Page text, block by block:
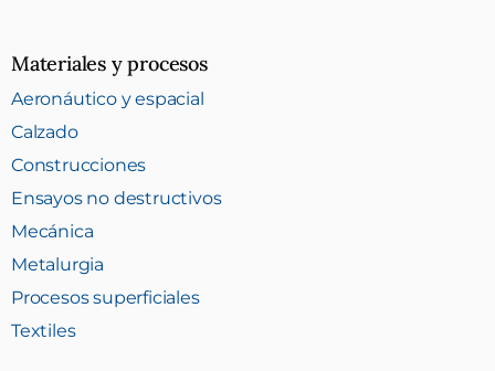
Materiales y procesos
Aeronáutico y espacial
Calzado
Construcciones
Ensayos no destructivos
Mecánica
Metalurgia
Procesos superficiales
Textiles